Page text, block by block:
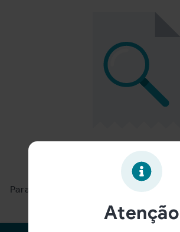
Oportunidade
Para ver mais, acesse a página
Atenção